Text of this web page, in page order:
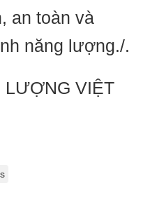
an toàn và
năng lượng./.
LƯỢNG VIỆT